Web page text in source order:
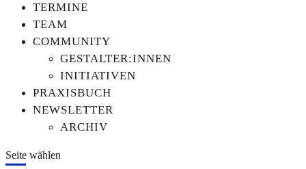
TERMINE
TEAM
COMMUNITY
GESTALTER:INNEN
INITIATIVEN
PRAXISBUCH
NEWSLETTER
ARCHIV
Seite wählen